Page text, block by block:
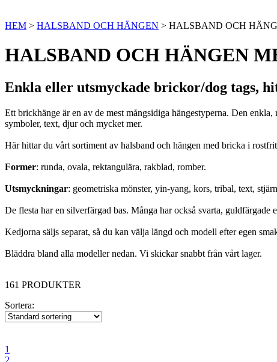
HEM > HALSBAND OCH HÄNGEN > HALSBAND OCH
HALSBAND OCH HÄNGEN
Enkla eller utsmyckade brickor/dog tags,
Ett brickhänge är en av de mest mångsidiga hängestyperna. Den
symboler, text, djur och mycket mer.
Här hittar du vårt sortiment av halsband och hängen med bricka i
Former: runda, ovala, rektangulära, rakblad, romber.
Utsmyckningar: geometriska mönster, yin-yang, kors, tribal, text,
De flesta har en silverfärgad bas. Många har också svarta,
Kedjorna säljs separat, så du kan välja längd och modell efter egen
Bläddra bland alla modeller nedan. Vi skickar snabbt från vårt lager.
161 PRODUKTER
Sortera:
1
2